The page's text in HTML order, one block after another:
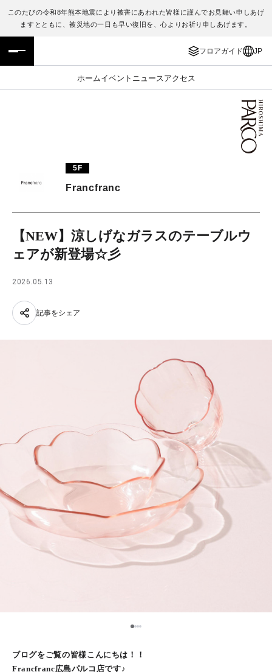
このたびの令和8年熊本地震により被害にあわれた皆様に謹んでお見舞い申しあげ
ますとともに、被災地の一日も早い復旧を、心よりお祈り申しあげます。
フロアガイド JP
ホームイベント ニュース アクセス
フロアガイド
施設案内・アクセス
TAX FREE
JP
ENGLISH
繁体字
日本語
5F
Francfranc
【NEW】涼しげなガラスのテーブルウ
ェアが新登場☆彡
2026.05.13
記事をシェア
123
ブログをご覧の皆様こんにちは！！
Francfranc広島パルコ店です♪